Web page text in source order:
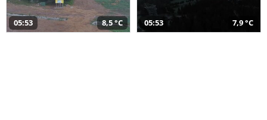
05:53 8,5 °C 05:53 7,9 °C